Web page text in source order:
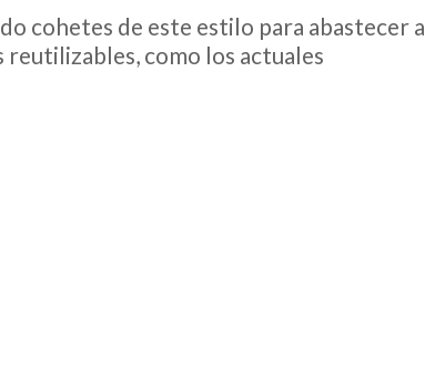
cohetes de este estilo para abastecer a
reutilizables, como los actuales